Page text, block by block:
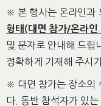
※ 본 행사는 온라인과
형태(대면 참가/온라인
및 문자로 안내해 드립
정확하게 기재해 주시
※ 대면 참가는 장소의
다. 동반 참석자가 있